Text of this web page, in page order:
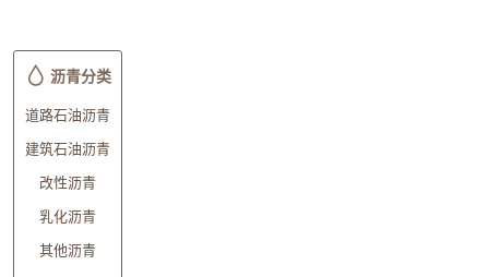
沥青分类
道路石油沥青
建筑石油沥青
改性沥青
乳化沥青
其他沥青